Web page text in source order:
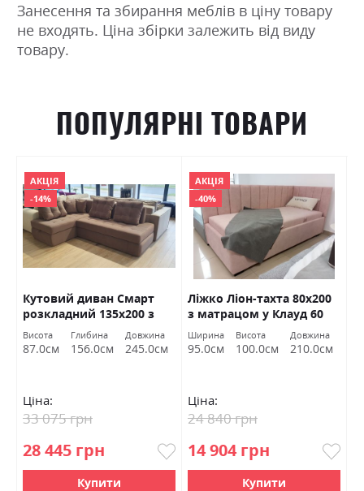
Занесення та збирання меблів в ціну товару
не входять. Ціна збірки залежить від виду
товару.
ПОПУЛЯРНІ ТОВАРИ
АКЦІЯ
-14%
Кутовий диван Смарт
розкладний 135х200 з
нішею і ортопедичним
наповненням ВНД Луцьк
Висота
87.0см
Глибина
156.0см
Довжина
245.0см
Ціна:
28 445 грн
33 075 грн
Купити
АКЦІЯ
-40%
Ліжко Ліон-тахта 80х200
з матрацом у Клауд 60
ВНД Луцьк Акція
Ширина
95.0см
Висота
100.0см
Довжина
210.0см
Ціна:
14 904 грн
24 840 грн
Купити